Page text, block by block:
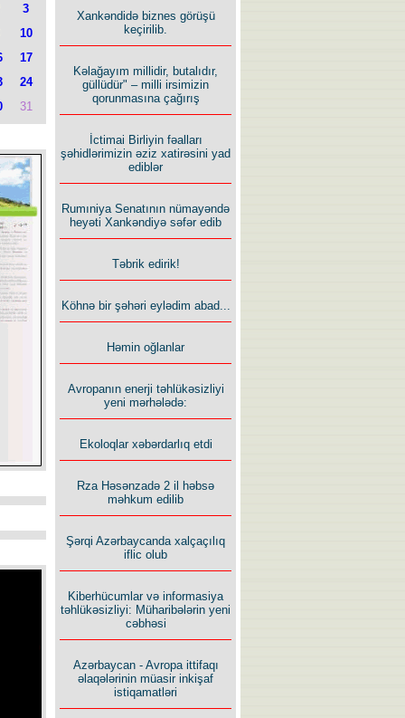
3
10
17
24
31
Xankəndidə biznes görüşü
keçirilib.
Kəlağayım millidir, butalıdır,
güllüdür" – milli irsimizin
qorunmasına çağırış
İctimai Birliyin fəalları
şəhidlərimizin əziz xatirəsini yad
ediblər
Rumıniya Senatının nümayəndə
heyəti Xankəndiyə səfər edib
Təbrik edirik!
Köhnə bir şəhəri eylədim abad...
Həmin oğlanlar
Avropanın enerji təhlükəsizliyi
yeni mərhələdə:
Ekoloqlar xəbərdarlıq etdi
Rza Həsənzadə 2 il həbsə
məhkum edilib
Şərqi Azərbaycanda xalçaçılıq
iflic olub
Kiberhücumlar və informasiya
təhlükəsizliyi: Müharibələrin yeni
cəbhəsi
Azərbaycan - Avropa ittifaqı
əlaqələrinin müasir inkişaf
istiqamatləri